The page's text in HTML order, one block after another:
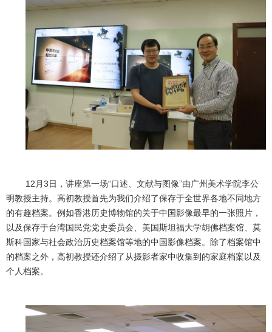
12月3日，讲座第一场“口述、文献与图像”由广州美术学院李公
明教授主持。高初教授首先为我们介绍了保存于全世界各地不同地方
的有趣档案。例如香港历史博物馆的关于中国影像最早的一张照片，
以及保存于台湾国民党党史委员会、美国斯坦福大学胡佛档案馆、莫
斯科国家与社会政治历史档案馆等地的中国影像档案。除了档案馆中
的档案之外，高初教授还介绍了从摄影者家中收集到的家庭档案以及
个人档案。